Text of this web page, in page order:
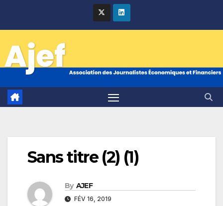
Sans titre (2) (1)
By AJEF
FÉV 16, 2019